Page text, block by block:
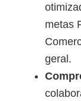
metas
geral.